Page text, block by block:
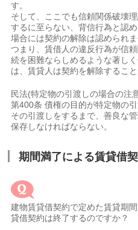
す。
そして、ここでも信頼関係破壊
するに至らない、背信行為と認
場合には契約の解除は認められま
つまり、賃借人の違反行為が信
続を困難ならしめるような著し
は、賃貸人は契約を解除すること
民法(特定物の引渡しの場合の注
第400条 債権の目的が特定物の
その引渡しをするまで、善良な
保存しなければならない。
期間満了による賃貸借
建物賃貸借契約で定めた賃貸期
貸借契約は終了するのですか？